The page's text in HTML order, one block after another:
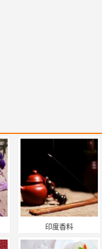
印度香料